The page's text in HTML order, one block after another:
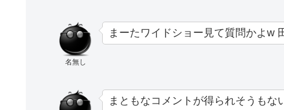
名無し
まーたワイドショー見て質問かよw
まともなコメントが得られそうもな